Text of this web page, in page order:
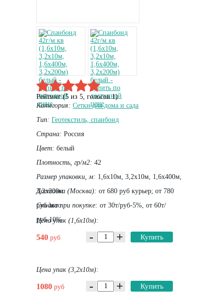
Рейтинг (5 из 5, голосов1)
Категория: Сетки для дома и сада
Тип: Геотекстиль, спанбонд
Страна: Россия
Цвет: белый
Плотность, гр/м2: 42
Размер упаковки, м: 1,6х10м, 3,2х10м, 1,6х400м,
3,2х200м
Доставка (Москва): от 680 руб курьер; от 780
руб авто
Скидка при покупке: от 30т/руб-5%, от 60т/
руб-10%
Цена упак (1,6х10м):
540 руб - + Купить
Цена упак (3,2х10м):
1080 руб - + Купить